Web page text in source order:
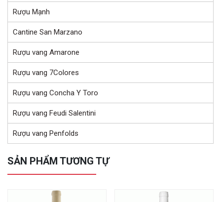
Rượu Mạnh
Cantine San Marzano
Rượu vang Amarone
Rượu vang 7Colores
Rượu vang Concha Y Toro
Rượu vang Feudi Salentini
Rượu vang Penfolds
SẢN PHẨM TƯƠNG TỰ